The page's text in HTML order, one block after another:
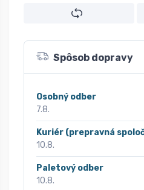
Spôsob dopravy
Osobný odber
7.8.
Kuriér (prepravná
10.8.
Paletový odber
10.8.